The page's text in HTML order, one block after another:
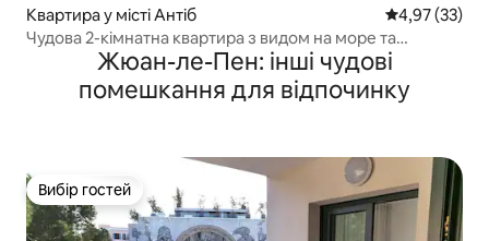
Квартира у місті Антіб Середня
4,97 (33)
Чудова 2-кімнатна квартира з видом на море та
гаражом у Жуан-ле-Пен
Жюан-ле-Пен: інші чудові
помешкання для відпочинку
Вибір гостей
Вибір гостей